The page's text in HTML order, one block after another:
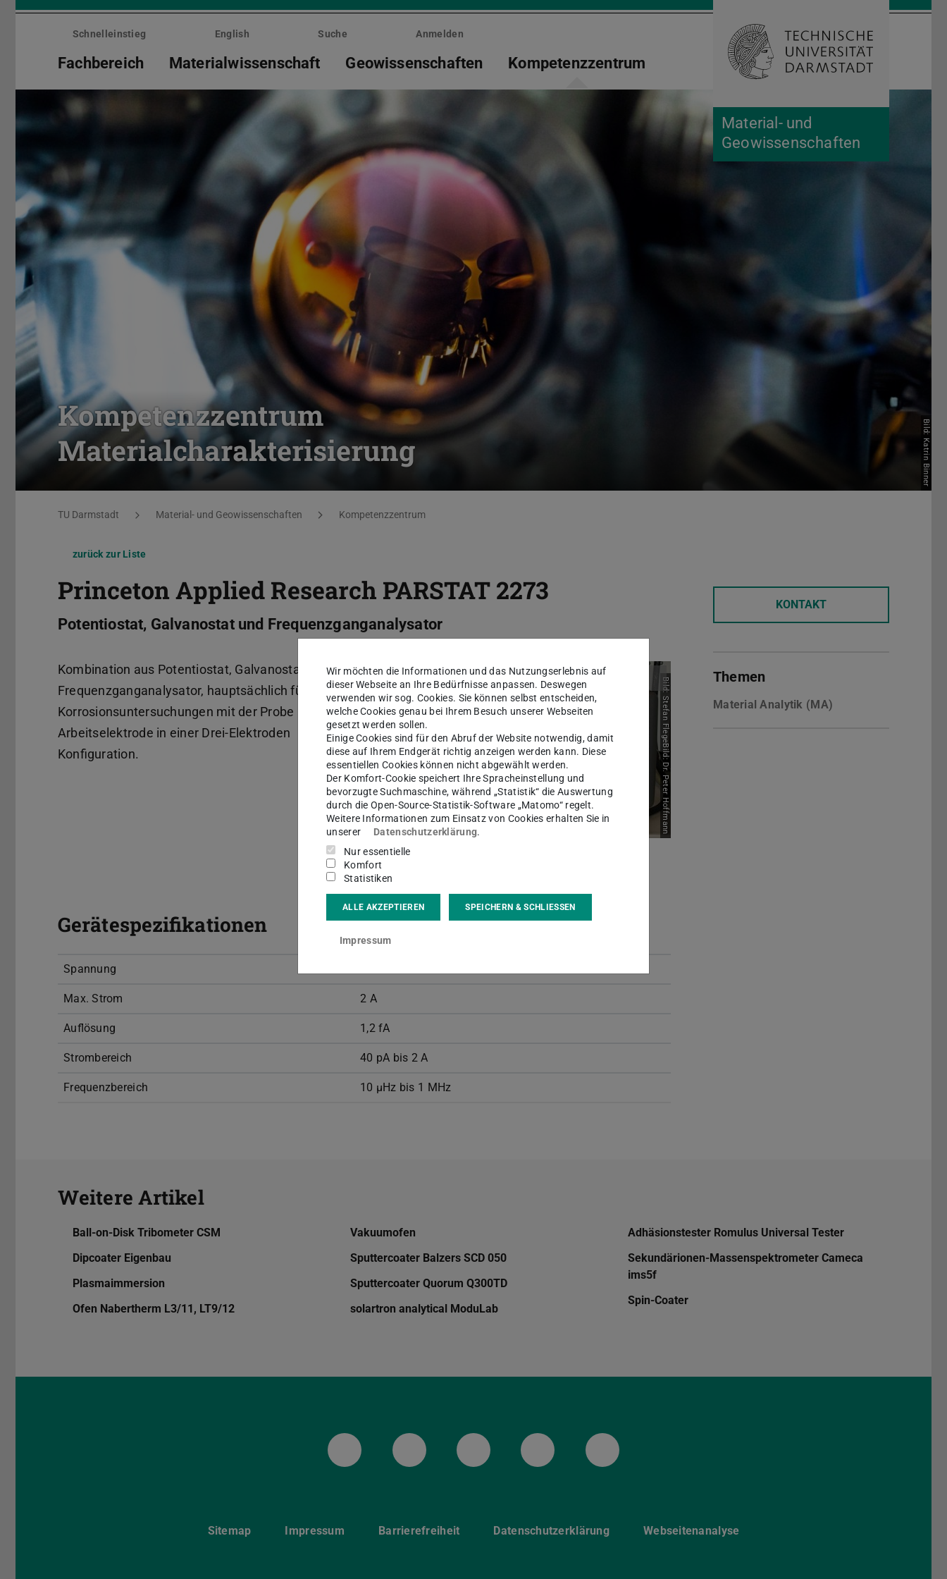
Menü
überspringen
Material- und
Geowissenschaften
Schnelleinstieg English Suche Anmelden
Fachbereich Materialwissenschaft Geowissenschaften Kompetenzzentrum Suche öffnen
Kompetenzzentrum
Materialcharakterisierung
Bild: Katrin Binner
Sie befinden sich hier:
TU Darmstadt Material- und Geowissenschaften Kompetenzzentrum
zurück zur Liste
Princeton Applied Research PARSTAT 2273
Potentiostat, Galvanostat und Frequenzganganalysator
Kombination aus Potentiostat, Galvanostat und
Frequenzganganalysator, hauptsächlich für
Korrosionsuntersuchungen mit der Probe als
Arbeitselektrode in einer Drei-Elektroden
Konfiguration.
Bild: Stefan FlegeBild: Dr. Peter Hoffmann
Parstat 2273
Gerätespezifikationen
Spannung
Max. Strom 2 A
Auflösung 1,2 fA
Strombereich 40 pA bis 2 A
Frequenzbereich 10 µHz bis 1 MHz
KONTAKT
Themen
Material Analytik (MA)
Weitere Artikel
Ball-on-Disk Tribometer CSM
Dipcoater Eigenbau
Plasmaimmersion
Ofen Nabertherm L3/11, LT9/12
Vakuumofen
Sputtercoater Balzers SCD 050
Sputtercoater Quorum Q300TD
solartron analytical ModuLab
Adhäsionstester Romulus Universal Tester
Sekundärionen-Massenspektrometer Cameca
ims5f
Spin-Coater
LinkedIn-Seite der TU Darmstadt
Instagram-Kanal der TU Darmstadt
Bluesky-Kanal der TU Darmstadt
Facebook-Seite der TU Darmstadt
YouTube-Kanal der TU Darmstadt
Sitemap Impressum Barrierefreiheit Datenschutzerklärung Webseitenanalyse
Wir möchten die Informationen und das Nutzungserlebnis auf
dieser Webseite an Ihre Bedürfnisse anpassen. Deswegen
verwenden wir sog. Cookies. Sie können selbst entscheiden,
welche Cookies genau bei Ihrem Besuch unserer Webseiten
gesetzt werden sollen.
Einige Cookies sind für den Abruf der Website notwendig, damit
diese auf Ihrem Endgerät richtig anzeigen werden kann. Diese
essentiellen Cookies können nicht abgewählt werden.
Der Komfort-Cookie speichert Ihre Spracheinstellung und
bevorzugte Suchmaschine, während „Statistik“ die Auswertung
durch die Open-Source-Statistik-Software „Matomo“ regelt.
Weitere Informationen zum Einsatz von Cookies erhalten Sie in
unserer
Datenschutzerklärung.
Nur essentielle
Komfort
Statistiken
ALLE AKZEPTIEREN SPEICHERN & SCHLIESSEN
Impressum